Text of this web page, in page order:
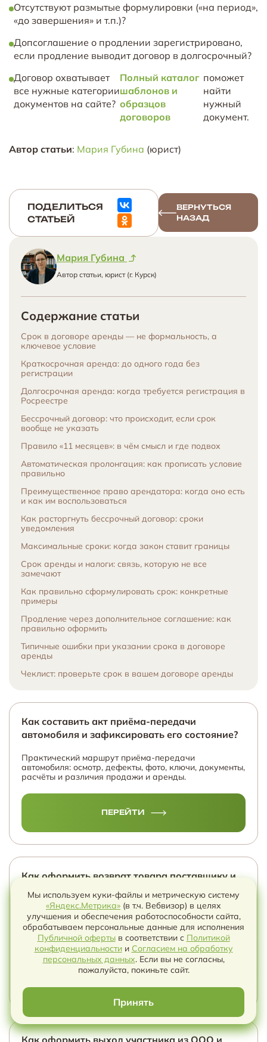
Отсутствуют размытые формулировки («на период»,
«до завершения» и т.п.)?
Допсоглашение о продлении зарегистрировано,
если продление выводит договор в долгосрочный?
Договор охватывает
все нужные категории
документов на сайте?
Полный каталог
шаблонов и
образцов
договоров
поможет
найти
нужный
документ.
Автор статьи: Мария Губина (юрист)
ПОДЕЛИТЬСЯ
СТАТЬЕЙ
ВЕРНУТЬСЯ
НАЗАД
Мария Губина
Автор статьи, юрист (г. Курск)
Содержание статьи
Срок в договоре аренды — не формальность, а
ключевое условие
Краткосрочная аренда: до одного года без
регистрации
Долгосрочная аренда: когда требуется регистрация в
Росреестре
Бессрочный договор: что происходит, если срок
вообще не указать
Правило «11 месяцев»: в чём смысл и где подвох
Автоматическая пролонгация: как прописать условие
правильно
Преимущественное право арендатора: когда оно есть
и как им воспользоваться
Как расторгнуть бессрочный договор: сроки
уведомления
Максимальные сроки: когда закон ставит границы
Срок аренды и налоги: связь, которую не все
замечают
Как правильно сформулировать срок: конкретные
примеры
Продление через дополнительное соглашение: как
правильно оформить
Типичные ошибки при указании срока в договоре
аренды
Чеклист: проверьте срок в вашем договоре аренды
Как составить акт приёма-передачи
автомобиля и зафиксировать его состояние?
Практический маршрут приёма-передачи
автомобиля: осмотр, дефекты, фото, ключи, документы,
расчёты и различия продажи и аренды.
ПЕРЕЙТИ
Как оформить возврат товара поставщику и
не потерять право на деньги?
Возврат поставщику начинается не с накладной, а с
выбора правовой модели. Разбираем приемку,
скрытый брак, согласованный возврат,
доказательства, КСФ, УПД и возврат денег.
ПЕРЕЙТИ
Как оформить выход участника из ООО и
Мы используем куки-файлы и метрическую систему
«Яндекс.Метрика» (в т.ч. Вебвизор) в целях
улучшения и обеспечения работоспособности сайта,
обрабатываем персональные данные для исполнения
Публичной офертыв соответствии с Политикой
конфиденциальностии Согласием на обработку
персональных данных. Если вы не согласны,
пожалуйста, покиньте сайт.
Принять
Чат с ИИ